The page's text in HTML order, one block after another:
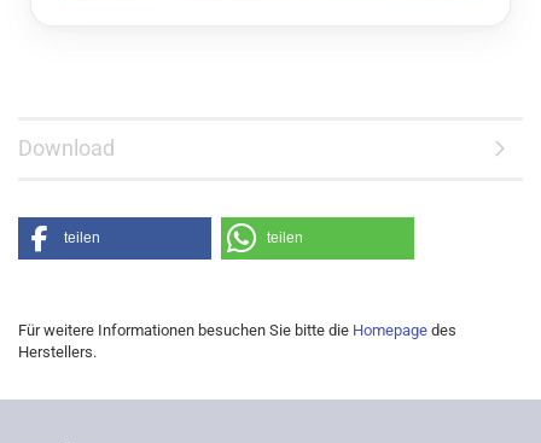
Download
teilen teilen
Für weitere Informationen besuchen Sie bitte die Homepage des
Herstellers.